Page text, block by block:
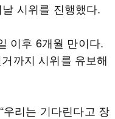
시위를 진행했다.
이후 6개월 만이다.
까지 시위를 유보해
우리는 기다린다고 장